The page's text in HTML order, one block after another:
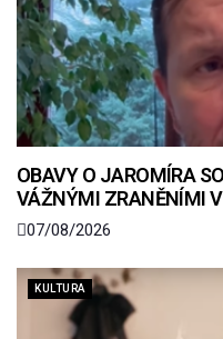
OBAVY O JAROMÍRA
VÁŽNÝMI ZRANĚNÍMI
07/08/2026
KULTURA